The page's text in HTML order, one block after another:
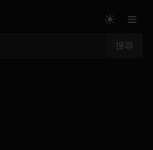
搜尋
☀ ≡